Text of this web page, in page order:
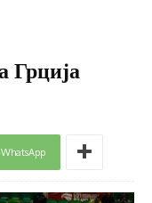
Грција
WhatsApp